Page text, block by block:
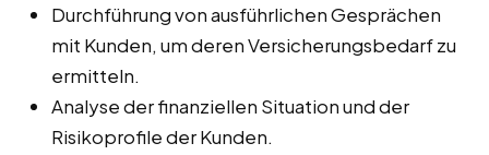
Durchführung von ausführlichen Gesprächen
mit Kunden, um deren Versicherungsbedarf zu
ermitteln.
Analyse der finanziellen Situation und der
Risikoprofile der Kunden.